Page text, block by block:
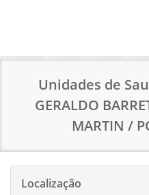
Unidades de
GERALDO
MARTIN /
Localização